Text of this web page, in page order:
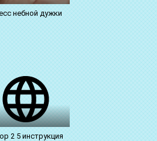
небной дужки
2 5 инструкция